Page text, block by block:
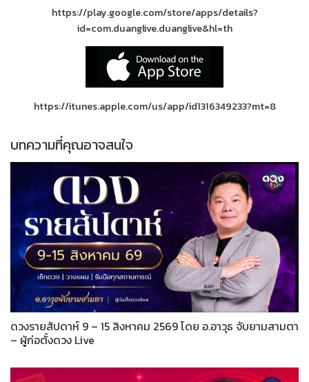
https://play.google.com/store/apps/details?
id=com.duanglive.duanglive&hl=th
https://itunes.apple.com/us/app/id1316349233?mt=8
บทความที่คุณอาจสนใจ
ดวงรายสัปดาห์ 9 – 15 สิงหาคม 2569 โดย อ.อาวุธ จับยามสามตา
– ผู้ก่อตั้งดวง Live